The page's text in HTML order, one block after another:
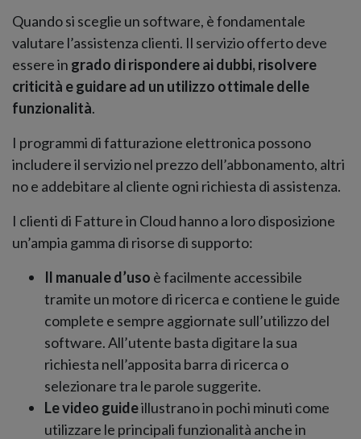
Quando si sceglie un software, è fondamentale
valutare l’assistenza clienti. Il servizio offerto deve
essere in grado di rispondere ai dubbi, risolvere
criticità e guidare ad un utilizzo ottimale delle
funzionalità.
I programmi di fatturazione elettronica possono
includere il servizio nel prezzo dell’abbonamento, altri
no e addebitare al cliente ogni richiesta di assistenza.
I clienti di Fatture in Cloud hanno a loro disposizione
un’ampia gamma di risorse di supporto:
Il manuale d’uso è facilmente accessibile
tramite un motore di ricerca e contiene le guide
complete e sempre aggiornate sull’utilizzo del
software. All’utente basta digitare la sua
richiesta nell’apposita barra di ricerca o
selezionare tra le parole suggerite.
Le video guideillustrano in pochi minuti come
utilizzare le principali funzionalità anche in